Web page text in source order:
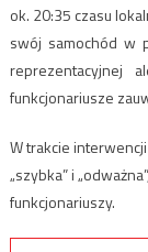
ok. 20:35 czasu
swój samochód w
reprezentacyjnej
funkcjonariusze
W trakcie
„szybka” i
funkcjonariuszy.